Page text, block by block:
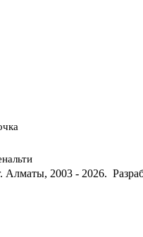
2003 - 2026.